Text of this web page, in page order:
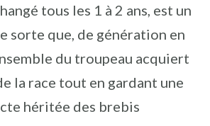
tous les 1 à 2 ans, est un
sorte que, de génération en
du troupeau acquiert
la race tout en gardant une
héritée des brebis